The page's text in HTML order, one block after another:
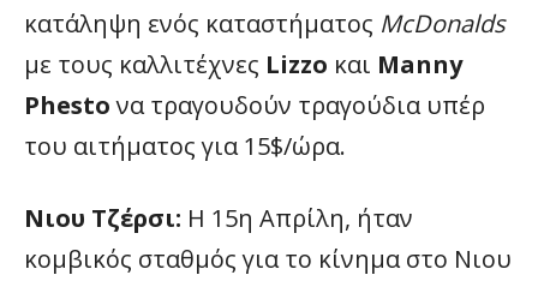
κατάληψη ενός καταστήματος McDonalds
με τους καλλιτέχνες Lizzo και Manny
Phestoνα τραγουδούν τραγούδια υπέρ
του αιτήματος για 15$/ώρα.
Νιου Τζέρσι: Η 15η Απρίλη, ήταν
κομβικός σταθμός για το κίνημα στο Νιου